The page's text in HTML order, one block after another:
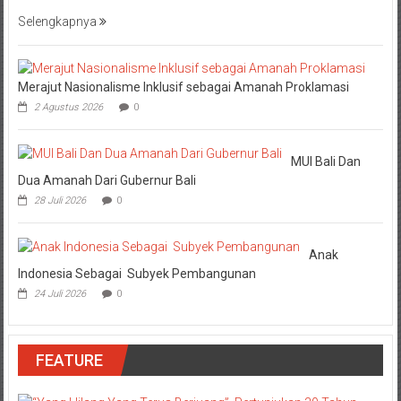
Selengkapnya
Merajut Nasionalisme Inklusif sebagai Amanah Proklamasi
2 Agustus 2026 0
MUI Bali Dan
Dua Amanah Dari Gubernur Bali
28 Juli 2026 0
Anak
Indonesia Sebagai Subyek Pembangunan
24 Juli 2026 0
FEATURE